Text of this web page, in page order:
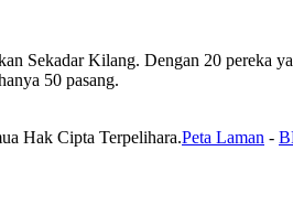
Sekadar Kilang. Dengan 20 pereka
50 pasang.
Hak Cipta Terpelihara.Peta Laman -